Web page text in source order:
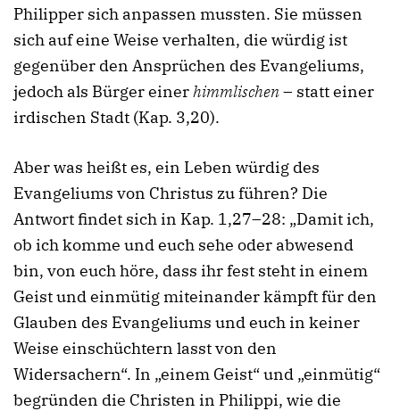
Philipper sich anpassen mussten. Sie müssen
sich auf eine Weise verhalten, die würdig ist
gegenüber den Ansprüchen des Evangeliums,
jedoch als Bürger einerhimmlischen– statt einer
irdischen Stadt (Kap. 3,20).
Aber was heißt es, ein Leben würdig des
Evangeliums von Christus zu führen? Die
Antwort findet sich in Kap. 1,27–28: „Damit ich,
ob ich komme und euch sehe oder abwesend
bin, von euch höre, dass ihr fest steht in einem
Geist und einmütig miteinander kämpft für den
Glauben des Evangeliums und euch in keiner
Weise einschüchtern lasst von den
Widersachern“. In „einem Geist“ und „einmütig“
begründen die Christen in Philippi, wie die